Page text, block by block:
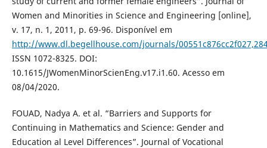
Women and Minorities in Science and Engineering [online],
v. 17, n. 1, 2011, p. 69-96. Disponível em
http://www.dl.begellhouse.com/journals/
ISSN 1072-8325. DOI:
10.1615/JWomenMinorScienEng.v17.i1.60. Acesso em
08/04/2020.
FOUAD, Nadya A. et al. “Barriers and Supports for
Continuing in Mathematics and Science: Gender and
Education al Level Differences”. Journal of Vocational